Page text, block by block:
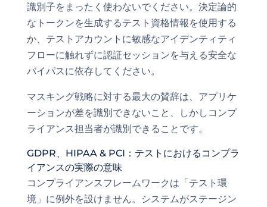
識別子をまったく使わないでください。決定論的
なトークンを生成するテスト資格情報を使用する
か、テストアカウントに敏感なアイデンティティ
フローに触れずに認証セッションを与える安全な
バイパスに依存してください。
マスキング戦略に対する最大の賛辞は、アプリケ
ーションが差を識別できないこと、しかしコンプ
ライアンス担当者が識別できることです。
GDPR、HIPAA & PCI：テストにおけるコンプラ
イアンスの実際の意味
コンプライアンスフレームワークは「テスト環
境」に例外を設けません。システムがステージン